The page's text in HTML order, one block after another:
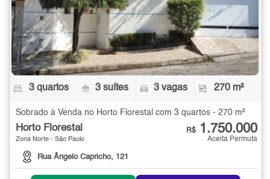
3 quartos 3 suítes 3 vagas 270 m²
Sobrado à Venda no Horto Florestal com 3 quartos - 270 m²
Horto Florestal
Zona Norte - São Paulo
Rua Ângelo Capricho, 121
R$ 1.750.000
Aceita Permuta